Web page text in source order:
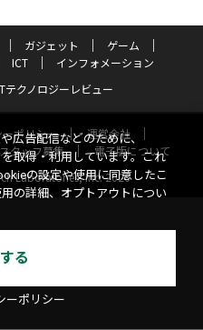
ガジェット
ゲーム
ICT
インフォメーション
テクノロジーレビュー
ポリシー
運営会社
タッフ募集
電子版について
Laboratories, Inc. 2026
広告配信などのために、
取得・利用しています。これ
の設定や使用に同意したこ
の詳細、オプトアウトについ
る
ーポリシー